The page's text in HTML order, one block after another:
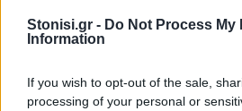
Stonisi.gr - Do Not Process My
Information
If you wish to opt-out of the sale,
processing of your personal or
νικητή
Κάλεσμα για συγκέντρωση υπέρ
της Παλαιστίνης από
ανειδίκευτους γιατρούς της